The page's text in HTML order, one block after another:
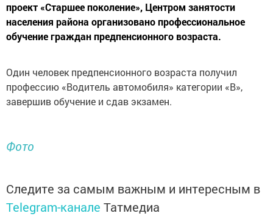
проект «Старшее поколение», Центром занятости
населения района организовано профессиональное
обучение граждан предпенсионного возраста.
Один человек предпенсионного возраста получил
профессию «Водитель автомобиля» категории «В»,
завершив обучение и сдав экзамен.
Фото
Следите за самым важным и интересным в
Telegram-канале Татмедиа